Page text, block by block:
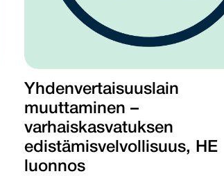
Yhdenvertaisuuslain
muuttaminen –
varhaiskasvatuksen
edistämisvelvollisuus, HE
luonnos